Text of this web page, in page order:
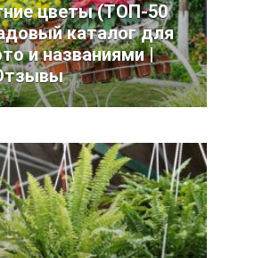
цветы (ТОП-50
каталог для
и названиями |